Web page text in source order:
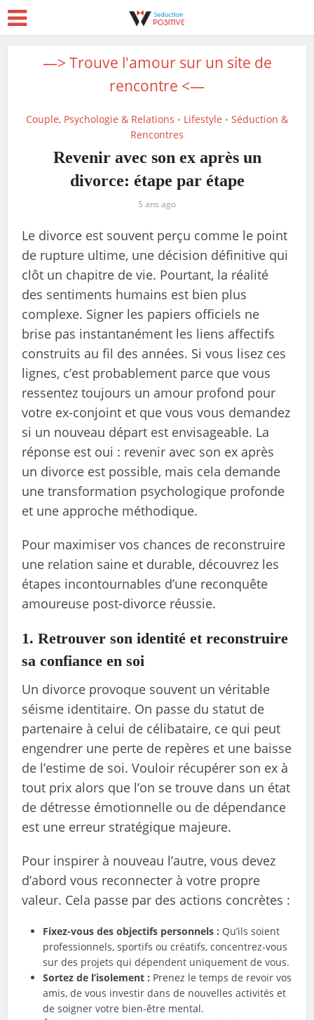
—> Trouve l'amour sur un site de
rencontre <—
Couple, Psychologie & Relations • Lifestyle • Séduction &
Rencontres
Revenir avec son ex après un
divorce: étape par étape
5 ans ago
Le divorce est souvent perçu comme le point
de rupture ultime, une décision définitive qui
clôt un chapitre de vie. Pourtant, la réalité
des sentiments humains est bien plus
complexe. Signer les papiers officiels ne
brise pas instantanément les liens affectifs
construits au fil des années. Si vous lisez ces
lignes, c’est probablement parce que vous
ressentez toujours un amour profond pour
votre ex-conjoint et que vous vous demandez
si un nouveau départ est envisageable. La
réponse est oui : revenir avec son ex après
un divorce est possible, mais cela demande
une transformation psychologique profonde
et une approche méthodique.
Pour maximiser vos chances de reconstruire
une relation saine et durable, découvrez les
étapes incontournables d’une reconquête
amoureuse post-divorce réussie.
1. Retrouver son identité et reconstruire
sa confiance en soi
Un divorce provoque souvent un véritable
séisme identitaire. On passe du statut de
partenaire à celui de célibataire, ce qui peut
engendrer une perte de repères et une baisse
de l’estime de soi. Vouloir récupérer son ex à
tout prix alors que l’on se trouve dans un état
de détresse émotionnelle ou de dépendance
est une erreur stratégique majeure.
Pour inspirer à nouveau l’autre, vous devez
d’abord vous reconnecter à votre propre
valeur. Cela passe par des actions concrètes :
Fixez-vous des objectifs personnels : Qu’ils soient
professionnels, sportifs ou créatifs, concentrez-vous
sur des projets qui dépendent uniquement de vous.
Sortez de l’isolement : Prenez le temps de revoir vos
amis, de vous investir dans de nouvelles activités et
de soigner votre bien-être mental.